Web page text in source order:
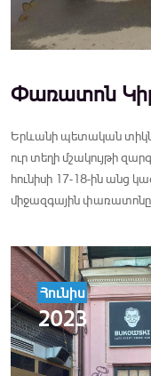
Փառատոն
Երևանի պետական
ուր տեղի մշակույթի
հունիսի 17-18-ին անց
միջազգային
Հունիս
2023